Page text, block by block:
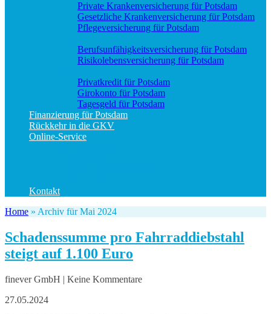
Private Krankenversicherung für Potsdam
Gesetzliche Krankenversicherung für Potsdam
Pflegeversicherung für Potsdam
Berufs­unfähigkeitsversicherung für Potsdam
Risikolebensversicherung für Potsdam
Privatkredit für Potsdam
Girokonto für Potsdam
Tagesgeld für Potsdam
Finanzierung für Potsdam
Rückkehr in die GKV
Online-Service
Kontakt
Home » Archiv für Mai 2024
Schadenssumme pro Fahrraddiebstahl
steigt auf 1.100 Euro
finever GmbH | Keine Kommentare
27.05.2024